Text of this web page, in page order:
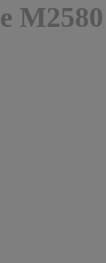
M2580